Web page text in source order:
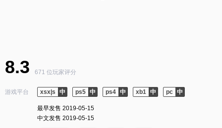
8.3 671 位玩家评分
游戏平台 xsx|s ps5 ps4 xb1 pc
最早发售 2019-05-15
中文发售 2019-05-15